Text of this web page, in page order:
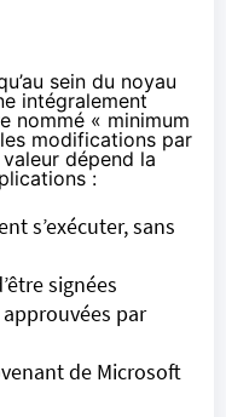
sein du noyau
intégralement
nommé « minimum
modifications par
valeur dépend la
:
s’exécuter, sans
signées
par
de Microsoft